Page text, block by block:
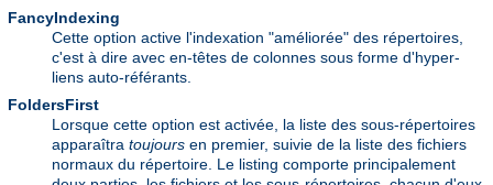
FancyIndexing
Cette option active l'indexation "améliorée" des répertoires,
c'est à dire avec en-têtes de colonnes sous forme d'hyper-
liens auto-référants.
FoldersFirst
Lorsque cette option est activée, la liste des sous-répertoires
apparaîtra toujours en premier, suivie de la liste des fichiers
normaux du répertoire. Le listing comporte principalement